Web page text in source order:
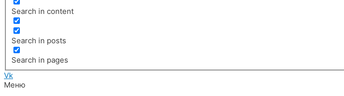
Search in content
Search in posts
Search in pages
Vk
Меню